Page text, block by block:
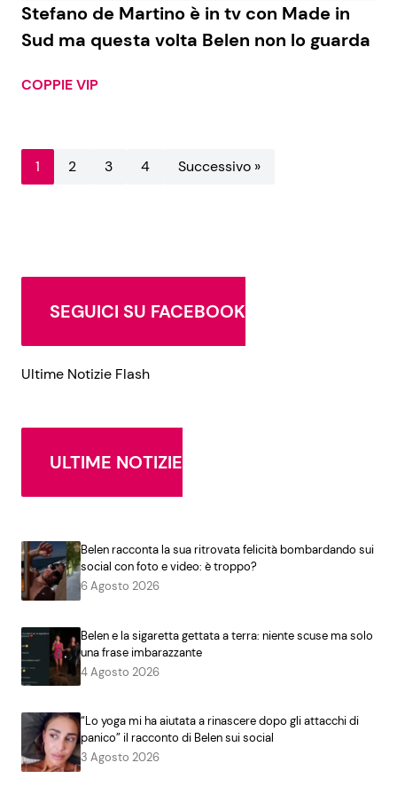
Stefano de Martino è in tv con Made in
Sud ma questa volta Belen non lo guarda
COPPIE VIP
1 2 3 4 Successivo »
SEGUICI SU FACEBOOK
Ultime Notizie Flash
ULTIME NOTIZIE
Belen racconta la sua ritrovata felicità bombardando sui
social con foto e video: è troppo?
6 Agosto 2026
Belen e la sigaretta gettata a terra: niente scuse ma solo
una frase imbarazzante
4 Agosto 2026
“Lo yoga mi ha aiutata a rinascere dopo gli attacchi di
panico” il racconto di Belen sui social
3 Agosto 2026